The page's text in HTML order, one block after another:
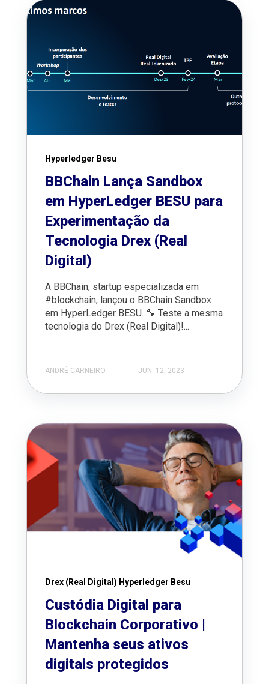
Hyperledger Besu
BBChain Lança Sandbox
em HyperLedger BESU para
Experimentação da
Tecnologia Drex (Real
Digital)
A BBChain, startup especializada em
#blockchain, lançou o BBChain Sandbox
em HyperLedger BESU. 🔧 Teste a mesma
tecnologia do Drex (Real Digital)!...
ANDRÉ CARNEIRO JUN. 12, 2023
Drex (Real Digital) Hyperledger Besu
Custódia Digital para
Blockchain Corporativo |
Mantenha seus ativos
digitais protegidos